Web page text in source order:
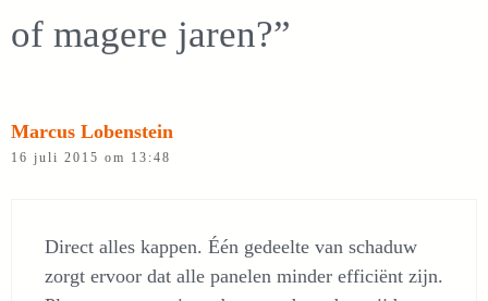
of magere jaren?”
Marcus Lobenstein
16 juli 2015 om 13:48
Direct alles kappen. Één gedeelte van schaduw
zorgt ervoor dat alle panelen minder efficiënt zijn.